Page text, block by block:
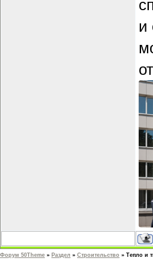
и
Форум 50Theme » Раздел » Строительство » Тепло и